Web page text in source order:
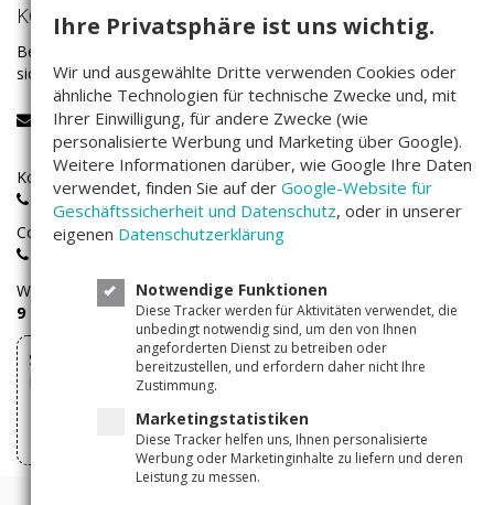
KONTAKT
Bei Fragen rund um das Investieren auf Companisto wenden Sie
sich bitte an unser Service-Team:
service@companisto.com
Kostenlose Rufnummer für Investoren aus Deutschland:
0800 - 100 267 0
Companisto-Servicerufnummer:
Wir sind
Montags bis Freitagsvon
9 – 17 Uhr
für Sie erreichbar.
Sie können Ihre über Companisto abgeschlossenen
Investments hier widerrufen
Vertrag widerrufen
Ihre Privatsphäre ist uns wichtig.
Wir und ausgewählte Dritte verwenden Cookies oder
ähnliche Technologien für technische Zwecke und, mit
Ihrer Einwilligung, für andere Zwecke (wie
personalisierte Werbung und Marketing über Google).
Weitere Informationen darüber, wie Google Ihre Daten
verwendet, finden Sie auf der Google-Website für
Geschäftssicherheit und Datenschutz, oder in unserer
eigenen Datenschutzerklärung
Notwendige Funktionen
Diese Tracker werden für Aktivitäten verwendet, die
unbedingt notwendig sind, um den von Ihnen
angeforderten Dienst zu betreiben oder
bereitzustellen, und erfordern daher nicht Ihre
Zustimmung.
Marketingstatistiken
Diese Tracker helfen uns, Ihnen personalisierte
Werbung oder Marketinginhalte zu liefern und deren
Leistung zu messen.